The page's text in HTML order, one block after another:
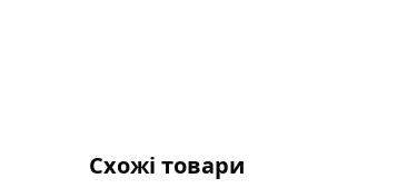
Схожі товари